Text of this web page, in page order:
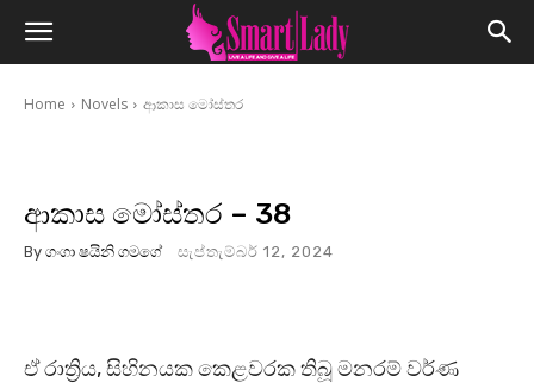
Home Novels ආකාස මෝස්තර
ආකාස මෝස්තර – 38
By ගංගා ෂයිනි ගමගේ සැප්තැම්බර් 12, 2024
ඒ රාත්‍රිය, සිහිනයක කෙළවරක තිබූ මනරම් වර්ණ